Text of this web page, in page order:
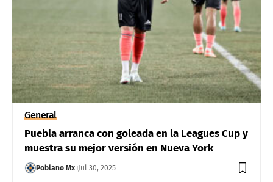
General
Puebla arranca con goleada en la Leagues Cup y
muestra su mejor versión en Nueva York
Poblano Mx Jul 30, 2025